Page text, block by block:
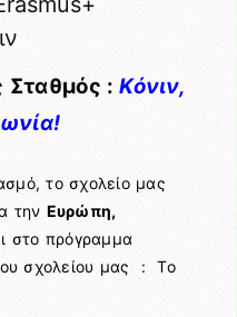
Σταθμός :Κόνιν,
το σχολείο μας
την Ευρώπη,
στο πρόγραμμα
σχολείου μας : Το